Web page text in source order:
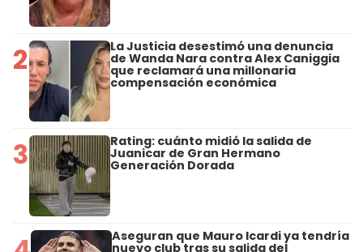
2 La Justicia desestimó una denuncia
de Wanda Nara contra Alex Caniggia
que reclamará una millonaria
compensación económica
3 Rating: cuánto midió la salida de
Juanicar de Gran Hermano
Generación Dorada
Aseguran que Mauro Icardi ya tendría
nuevo club tras su salida del